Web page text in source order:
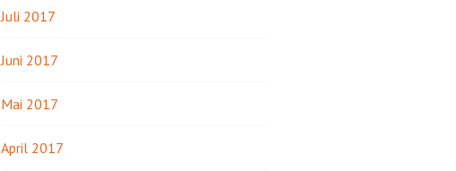
Juli 2017
Juni 2017
Mai 2017
April 2017